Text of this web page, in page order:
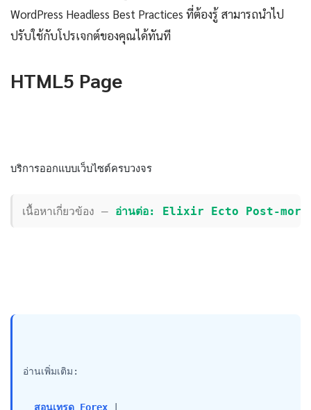
WordPress Headless Best Practices ที่ต้องรู้ สามารถนำไป
ปรับใช้กับโปรเจกต์ของคุณได้ทันที
HTML5 Page
บริการออกแบบเว็บไซต์ครบวงจร
เนื้อหาเกี่ยวข้อง — อ่านต่อ: Elixir Ecto Post-
อ่านเพิ่มเติม:
สอนเทรด Forex